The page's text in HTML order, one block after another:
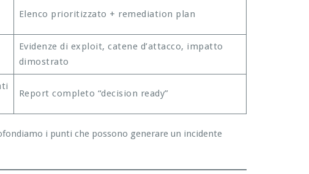
Elenco prioritizzato + remediation plan
Evidenze di exploit, catene d’attacco, impatto
dimostrato
Report completo “decision ready”
i punti che possono generare un incidente